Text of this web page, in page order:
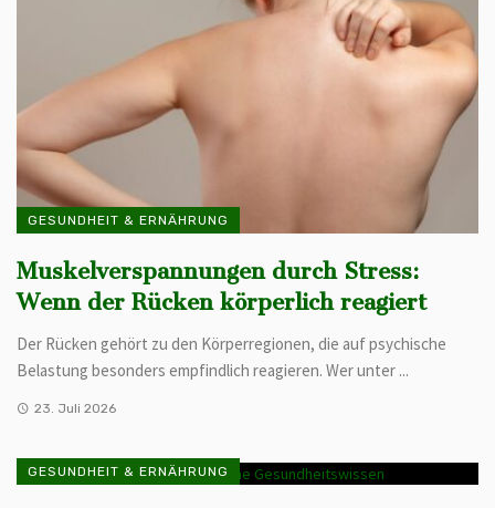
GESUNDHEIT & ERNÄHRUNG
Muskelverspannungen durch Stress:
Wenn der Rücken körperlich reagiert
Der Rücken gehört zu den Körperregionen, die auf psychische
Belastung besonders empfindlich reagieren. Wer unter ...
23. Juli 2026
GESUNDHEIT & ERNÄHRUNG